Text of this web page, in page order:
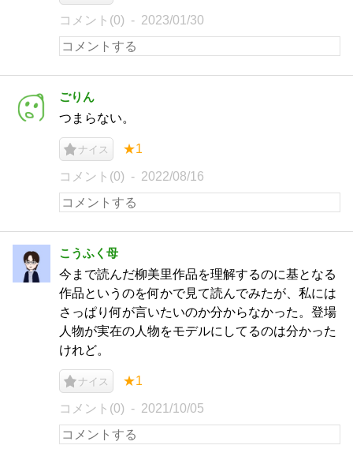
コメント(0) 2023/01/30
ごりん
つまらない。
ナイス ★1
コメント(0) 2022/08/16
こうふく母
今まで読んだ柳美里作品を理解するのに基となる
作品というのを何かで見て読んでみたが、私には
さっぱり何が言いたいのか分からなかった。登場
人物が実在の人物をモデルにしてるのは分かった
けれど。
ナイス ★1
コメント(0) 2021/10/05